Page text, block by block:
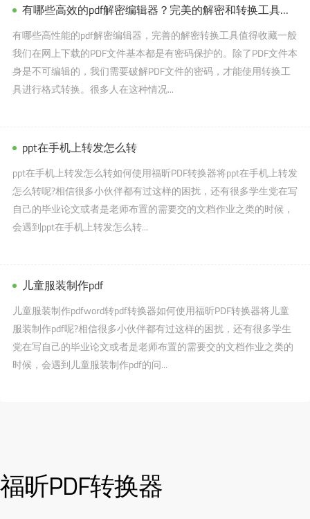
有哪些高效的pdf解密编辑器？完美的解密和转换工具，值得收藏。
有哪些高性能的pdf解密编辑器，完善的解密转换工具值得收藏一般
我们在网上下载的PDF文件基本都是有密码保护的。除了PDF文件本
身是不可编辑的，我们需要破解PDF文件的密码，才能使用转换工
具进行格式转换。很多人在这种情况...
ppt在手机上转发怎么转
ppt在手机上转发怎么转如何使用福昕PDF转换器将ppt在手机上转发
怎么转呢?相信很多小伙伴都有过这样的困扰，还有很多学生党在写
自己的毕业论文或者是老师布置的需要交的文档作业之类的时候，
会遇到ppt在手机上转发怎么转...
儿童服装制作pdf
儿童服装制作pdfword转pdf转换器如何使用福昕PDF转换器将儿童
服装制作pdf呢?相信很多小伙伴都有过这样的困扰，还有很多学生
党在写自己的毕业论文或者是老师布置的需要交的文档作业之类的
时候，会遇到儿童服装制作pdf的问...
福昕PDF转换器